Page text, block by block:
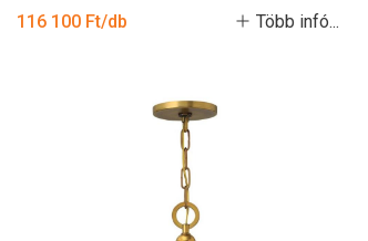
116 100 Ft/db
Több infó...